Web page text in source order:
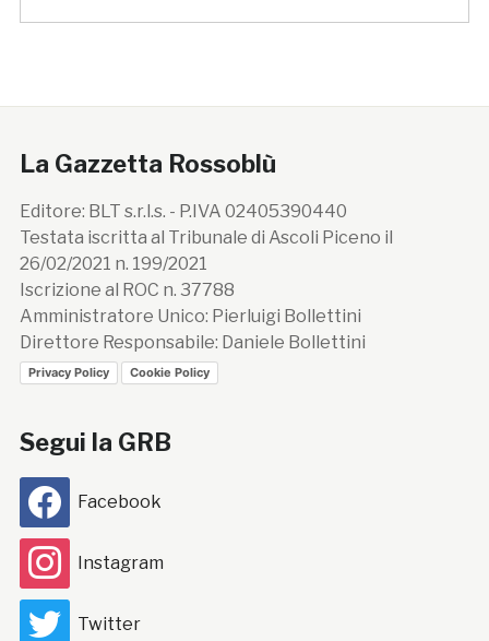
La Gazzetta Rossoblù
Editore: BLT s.r.l.s. - P.IVA 02405390440
Testata iscritta al Tribunale di Ascoli Piceno il
26/02/2021 n. 199/2021
Iscrizione al ROC n. 37788
Amministratore Unico: Pierluigi Bollettini
Direttore Responsabile: Daniele Bollettini
Privacy Policy Cookie Policy
Segui la GRB
Facebook
Instagram
Twitter